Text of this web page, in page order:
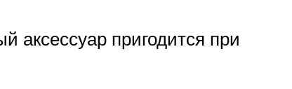
пригодится при